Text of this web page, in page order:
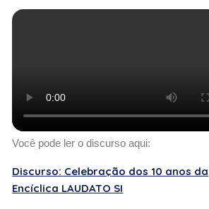
Você pode ler o discurso aqui:
Discurso: Celebração dos 10 anos da
Encíclica LAUDATO SI